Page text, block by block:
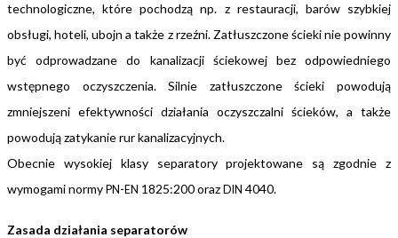
technologiczne, które pochodzą np. z restauracji, barów szybkiej
obsługi, hoteli, ubojn a także z rzeźni.Zatłuszczone ścieki nie powinny
być odprowadzane do kanalizacji ściekowej bez odpowiedniego
wstępnego oczyszczenia. Silnie zatłuszczone ścieki powodują
zmniejszeni efektywności działania oczyszczalni ścieków, a także
powodują zatykanie rur kanalizacyjnych.
Obecnie wysokiej klasy separatory projektowane są zgodnie z
wymogami normy PN - EN 1825:200oraz DIN 4040.
Zasada działania separatorów